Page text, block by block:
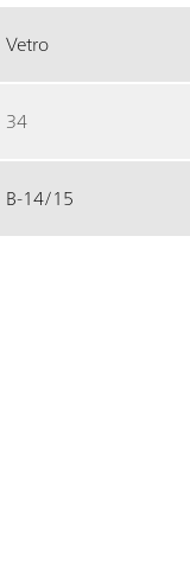
Vetro
34
B-14/15